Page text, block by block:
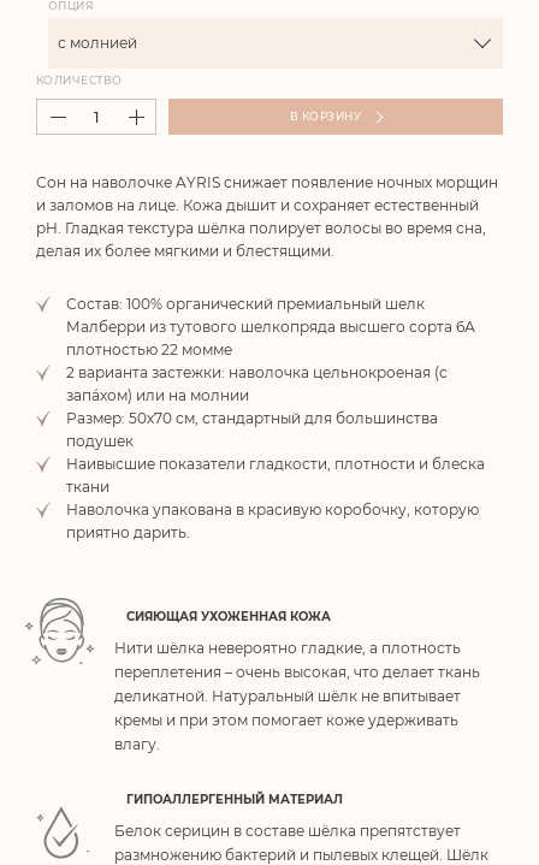
Сон на наволочке AYRIS снижает появление ночных морщин
и заломов на лице. Кожа дышит и сохраняет естественный
pH. Гладкая текстура шёлка полирует волосы во время сна,
делая их более мягкими и блестящими.
Состав: 100% органический премиальный шелк
Малберри из тутового шелкопряда высшего сорта 6А
плотностью 22 момме
2 варианта застежки: наволочка цельнокроеная (с
запа́хом) или на молнии
Размер: 50х70 см, стандартный для большинства
подушек
Наивысшие показатели гладкости, плотности и блеска
ткани
Наволочка упакована в красивую коробочку, которую
приятно дарить.
ОПЦИЯ
с молнией
КОЛИЧЕСТВО
В КОРЗИНУ
СИЯЮЩАЯ УХОЖЕННАЯ КОЖА
Нити шёлка невероятно гладкие, а плотность
переплетения – очень высокая, что делает ткань
деликатной. Натуральный шёлк не впитывает
кремы и при этом помогает коже удерживать
влагу.
ГИПОАЛЛЕРГЕННЫЙ МАТЕРИАЛ
Белок серицин в составе шёлка препятствует
размножению бактерий и пылевых клещей. Шёлк